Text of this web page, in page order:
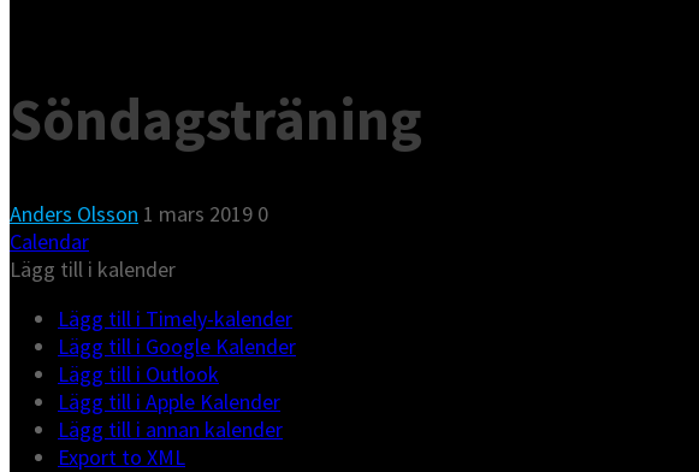
Söndagsträning
Anders Olsson 1 mars 2019 0
Calendar
Lägg till i kalender
Lägg till i Timely-kalender
Lägg till i Google Kalender
Lägg till i Outlook
Lägg till i Apple Kalender
Lägg till i annan kalender
Export to XML